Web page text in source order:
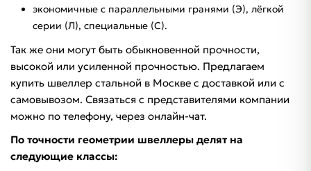
экономичные с параллельными гранями (Э), лёгкой
серии (Л), специальные (С).
Так же они могут быть обыкновенной прочности,
высокой или усиленной прочностью. Предлагаем
купить швеллер стальной в Москве с доставкой или с
самовывозом. Связаться с представителями компании
можно по телефону, через онлайн-чат.
По точности геометрии швеллеры делят на
следующие классы: